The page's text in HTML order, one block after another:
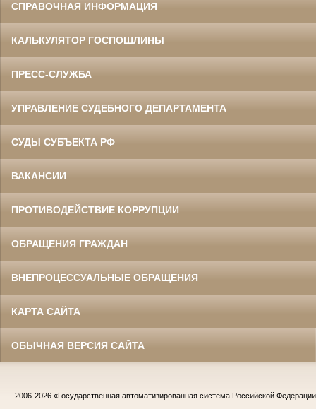
СПРАВОЧНАЯ ИНФОРМАЦИЯ
КАЛЬКУЛЯТОР ГОСПОШЛИНЫ
ПРЕСС-СЛУЖБА
УПРАВЛЕНИЕ СУДЕБНОГО ДЕПАРТАМЕНТА
СУДЫ СУБЪЕКТА РФ
ВАКАНСИИ
ПРОТИВОДЕЙСТВИЕ КОРРУПЦИИ
ОБРАЩЕНИЯ ГРАЖДАН
ВНЕПРОЦЕССУАЛЬНЫЕ ОБРАЩЕНИЯ
КАРТА САЙТА
ОБЫЧНАЯ ВЕРСИЯ САЙТА
2006-2026 «Государственная автоматизированная система Российской